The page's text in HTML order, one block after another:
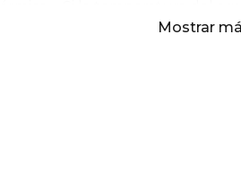
(superior a 38 °C), aparece un
Mostrar